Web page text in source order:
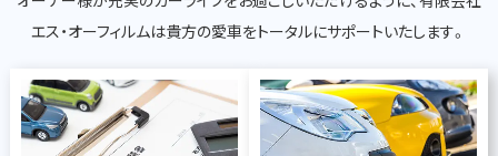
エス・オーフィルムは貴方の愛車をトータルにサポートいたします。